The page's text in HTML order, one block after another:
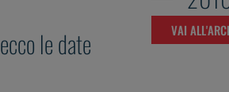
le date
VAI